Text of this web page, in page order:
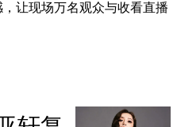
让现场万名观众与收看直播